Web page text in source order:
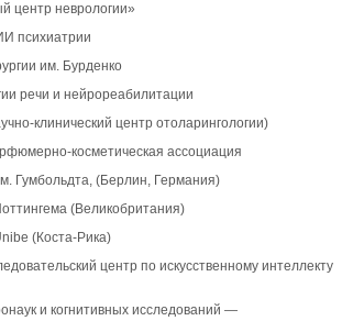
центр неврологии»
психиатрии
им. Бурденко
речи и нейрореабилитации
клинический центр отоларингологии)
косметическая ассоциация
Гумбольдта, (Берлин, Германия)
(Великобритания)
(Коста-Рика)
центр по искусственному интеллекту
и когнитивных исследований —